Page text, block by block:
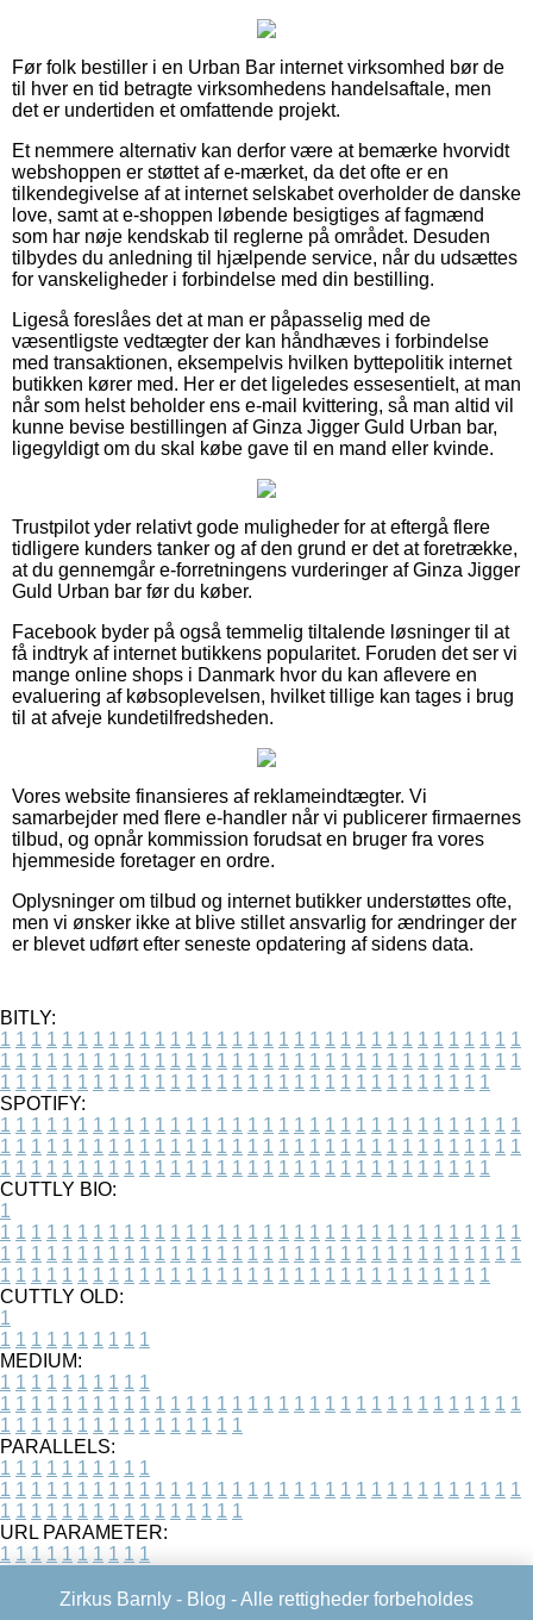
Før folk bestiller i en Urban Bar internet virksomhed bør de
til hver en tid betragte virksomhedens handelsaftale, men
det er undertiden et omfattende projekt.
Et nemmere alternativ kan derfor være at bemærke hvorvidt
webshoppen er støttet af e-mærket, da det ofte er en
tilkendegivelse af at internet selskabet overholder de danske
love, samt at e-shoppen løbende besigtiges af fagmænd
som har nøje kendskab til reglerne på området. Desuden
tilbydes du anledning til hjælpende service, når du udsættes
for vanskeligheder i forbindelse med din bestilling.
Ligeså foreslåes det at man er påpasselig med de
væsentligste vedtægter der kan håndhæves i forbindelse
med transaktionen, eksempelvis hvilken byttepolitik internet
butikken kører med. Her er det ligeledes essesentielt, at man
når som helst beholder ens e-mail kvittering, så man altid vil
kunne bevise bestillingen af Ginza Jigger Guld Urban bar,
ligegyldigt om du skal købe gave til en mand eller kvinde.
Trustpilot yder relativt gode muligheder for at eftergå flere
tidligere kunders tanker og af den grund er det at foretrække,
at du gennemgår e-forretningens vurderinger af Ginza Jigger
Guld Urban bar før du køber.
Facebook byder på også temmelig tiltalende løsninger til at
få indtryk af internet butikkens popularitet. Foruden det ser vi
mange online shops i Danmark hvor du kan aflevere en
evaluering af købsoplevelsen, hvilket tillige kan tages i brug
til at afveje kundetilfredsheden.
Vores website finansieres af reklameindtægter. Vi
samarbejder med flere e-handler når vi publicerer firmaernes
tilbud, og opnår kommission forudsat en bruger fra vores
hjemmeside foretager en ordre.
Oplysninger om tilbud og internet butikker understøttes ofte,
men vi ønsker ikke at blive stillet ansvarlig for ændringer der
er blevet udført efter seneste opdatering af sidens data.
BITLY:
1 1 1 1 1 1 1 1 1 1 1 1 1 1 1 1 1 1 1 1 1 1 1 1 1 1 1 1 1 1 1 1 1 1
1 1 1 1 1 1 1 1 1 1 1 1 1 1 1 1 1 1 1 1 1 1 1 1 1 1 1 1 1 1 1 1 1 1
1 1 1 1 1 1 1 1 1 1 1 1 1 1 1 1 1 1 1 1 1 1 1 1 1 1 1 1 1 1 1 1
SPOTIFY:
1 1 1 1 1 1 1 1 1 1 1 1 1 1 1 1 1 1 1 1 1 1 1 1 1 1 1 1 1 1 1 1 1 1
1 1 1 1 1 1 1 1 1 1 1 1 1 1 1 1 1 1 1 1 1 1 1 1 1 1 1 1 1 1 1 1 1 1
1 1 1 1 1 1 1 1 1 1 1 1 1 1 1 1 1 1 1 1 1 1 1 1 1 1 1 1 1 1 1 1
CUTTLY BIO:
1
1 1 1 1 1 1 1 1 1 1 1 1 1 1 1 1 1 1 1 1 1 1 1 1 1 1 1 1 1 1 1 1 1 1
1 1 1 1 1 1 1 1 1 1 1 1 1 1 1 1 1 1 1 1 1 1 1 1 1 1 1 1 1 1 1 1 1 1
1 1 1 1 1 1 1 1 1 1 1 1 1 1 1 1 1 1 1 1 1 1 1 1 1 1 1 1 1 1 1 1
CUTTLY OLD:
1
1 1 1 1 1 1 1 1 1 1
MEDIUM:
1 1 1 1 1 1 1 1 1 1
1 1 1 1 1 1 1 1 1 1 1 1 1 1 1 1 1 1 1 1 1 1 1 1 1 1 1 1 1 1 1 1 1 1
1 1 1 1 1 1 1 1 1 1 1 1 1 1 1 1
PARALLELS:
1 1 1 1 1 1 1 1 1 1
1 1 1 1 1 1 1 1 1 1 1 1 1 1 1 1 1 1 1 1 1 1 1 1 1 1 1 1 1 1 1 1 1 1
1 1 1 1 1 1 1 1 1 1 1 1 1 1 1 1
URL PARAMETER:
1 1 1 1 1 1 1 1 1 1
Zirkus Barnly - Blog - Alle rettigheder forbeholdes